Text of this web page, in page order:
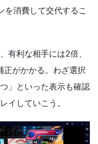
を消費して交代するこ
有利な相手には2倍、
がかかる。わざ選択
」といった表示も確認
イしていこう。